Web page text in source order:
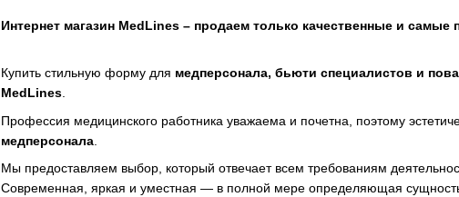
Интернет магазин MedLines – продаем только качественные и
Купить стильную форму для медперсонала, бьюти специалистов и
MedLines.
Профессия медицинского работника уважаема и почетна, поэтому
медперсонала
Мы предоставляем выбор, который отвечает всем требованиям
Современная, яркая и уместная — в полной мере определяющая